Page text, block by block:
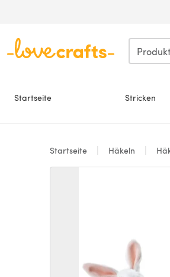
Startseite Stricken
Startseite Häkeln